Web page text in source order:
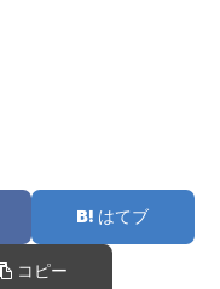
はてブ
コピー